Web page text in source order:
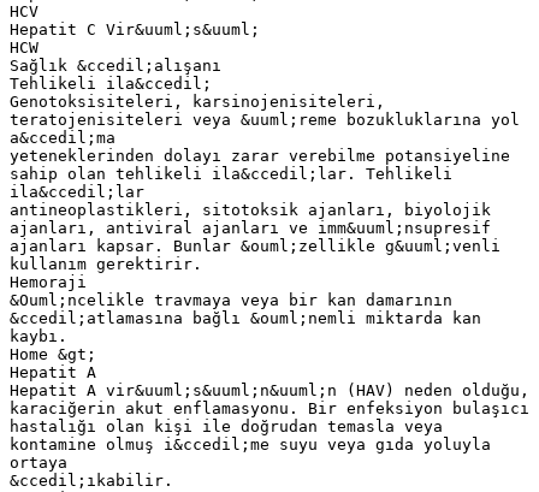
HCV
Hepatit C Vir&uuml;s&uuml;
HCW
Sağlık &ccedil;alışanı
Tehlikeli ila&ccedil;
Genotoksisiteleri, karsinojenisiteleri,
teratojenisiteleri veya &uuml;reme bozukluklarına yol
a&ccedil;ma
yeteneklerinden dolayı zarar verebilme potansiyeline
sahip olan tehlikeli ila&ccedil;lar. Tehlikeli
ila&ccedil;lar
antineoplastikleri, sitotoksik ajanları, biyolojik
ajanları, antiviral ajanları ve imm&uuml;nsupresif
ajanları kapsar. Bunlar &ouml;zellikle g&uuml;venli
kullanım gerektirir.
Hemoraji
&Ouml;ncelikle travmaya veya bir kan damarının
&ccedil;atlamasına bağlı &ouml;nemli miktarda kan
kaybı.
Home &gt;
Hepatit A
Hepatit A vir&uuml;s&uuml;n&uuml;n (HAV) neden olduğu,
karaciğerin akut enflamasyonu. Bir enfeksiyon bulaşıcı
hastalığı olan kişi ile doğrudan temasla veya
kontamine olmuş i&ccedil;me suyu veya gıda yoluyla
ortaya
&ccedil;ıkabilir.